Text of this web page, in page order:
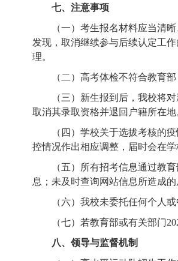
七、注意事项
（一）考生报名材料应当清
发现，取消继续参与后续认定工
理。
（二）高考体检不符合教育
（三）新生报到后，我校将
取消其录取资格并退回户籍所在地
（四）学校关于选拔考核的
控情况作出相应调整，届时会在学
（五）所有招考信息通过教
息；未及时查询网站信息所造成
（六）我校未委托任何个人
（七）若教育部或有关部门
八、领导与监督机制